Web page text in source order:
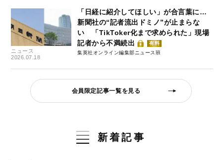
ニュース
2026.07.18
「日経に紹介してほしい」が合言葉に…
新聞社の“記者流出ドミノ”が止まらな
い 「TikToker化まで求められた」現場
記者から不満続出
有料
集英社オンライン編集部ニュース班
会員限定記事一覧を見る
新着記事